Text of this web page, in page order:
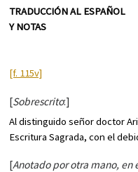
TRADUCCIÓN AL ESPAÑOL
Y NOTAS
[f. 115v]
[Sobrescrito:]
Al distinguido señor doctor
Escritura Sagrada, con el
[Anotado por otra mano, en